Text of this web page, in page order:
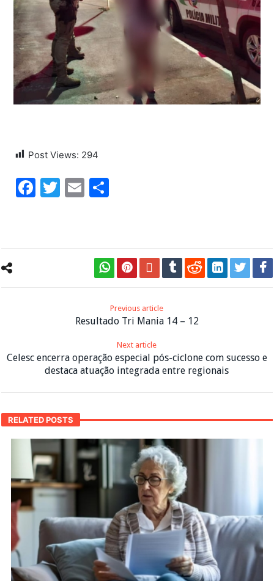
Post Views: 294
Facebook
Twitter
Email
Previous article
Resultado Tri Mania 14 – 12
Next article
Celesc encerra operação especial pós-ciclone com sucesso e
destaca atuação integrada entre regionais
RELATED POSTS